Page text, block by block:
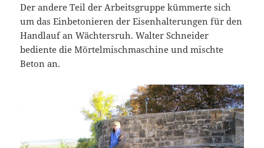
Der andere Teil der Arbeitsgruppe kümmerte sich
um das Einbetonieren der Eisenhalterungen für den
Handlauf an Wächtersruh. Walter Schneider
bediente die Mörtelmischmaschine und mischte
Beton an.